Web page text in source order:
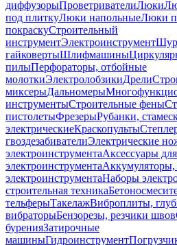
диффузорыПроветривателиЛюки
под плиткуЛюки напольныеЛюки
покраскуСтроительный
инструментЭлектроинструмент
гайковертыШлифмашины
пилыПерфораторы, отбойные
молоткиЭлектролобзикиДрели
миксерыДальномеры
инструментыСтроительные фены
пистолетыФрезерыРубанки,
электрическиеКраскопульты
гвоздезабивателиЭлектрические
электроинструментаАксессуары для
электроинструментаАккумуляторы,
электроинструментаНаборы
строительная техника
тельферыТакелажВиброплиты,
вибраторыБензорезы, резчики швов
буренияЗатирочные
машиныГидроинструмент